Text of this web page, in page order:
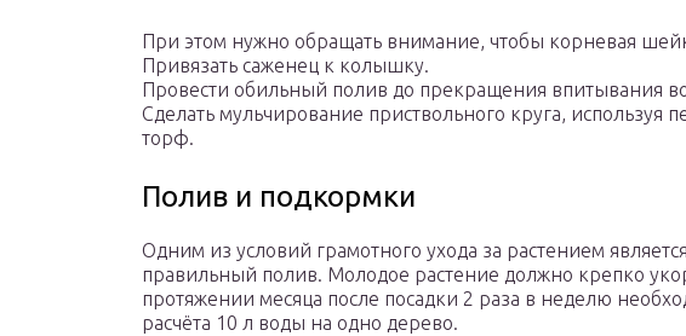
При этом нужно обращать внимание, чтобы корневая
Привязать саженец к колышку.
Провести обильный полив до прекращения впитывания
Сделать мульчирование приствольного круга, используя
торф.
Полив и подкормки
Одним из условий грамотного ухода за растением
правильный полив. Молодое растение должно крепко
протяжении месяца после посадки 2 раза в неделю
расчёта 10 л воды на одно дерево.